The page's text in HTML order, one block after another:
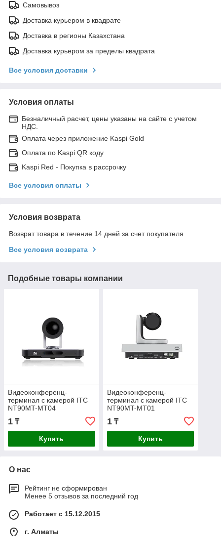
Самовывоз
Доставка курьером в квадрате
Доставка в регионы Казахстана
Доставка курьером за пределы квадрата
Все условия доставки
Условия оплаты
Безналичный расчет, цены указаны на сайте с учетом
НДС.
Оплата через приложение Kaspi Gold
Оплата по Kaspi QR коду
Kaspi Red - Покупка в рассрочку
Все условия оплаты
Условия возврата
Возврат товара в течение 14 дней за счет покупателя
Все условия возврата
Подобные товары компании
Видеоконференц-
терминал с камерой ITC
NT90MT-MT04
1 ₸
Купить
Видеоконференц-
терминал с камерой ITC
NT90MT-MT01
1₸
Купить
О нас
Рейтинг не сформирован
Менее 5 отзывов за последний год
Работает с 15.12.2015
г. Алматы